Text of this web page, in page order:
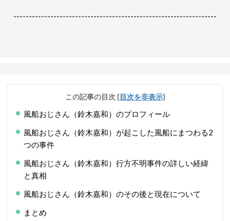
------------------------------------------------------------------
この記事の目次 [目次を非表示]
風船おじさん（鈴木嘉和）のプロフィール
風船おじさん（鈴木嘉和）が起こした風船にまつわる2
つの事件
風船おじさん（鈴木嘉和）行方不明事件の詳しい経緯
と真相
風船おじさん（鈴木嘉和）のその後と現在について
まとめ